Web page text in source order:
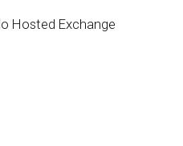
Hosted Exchange